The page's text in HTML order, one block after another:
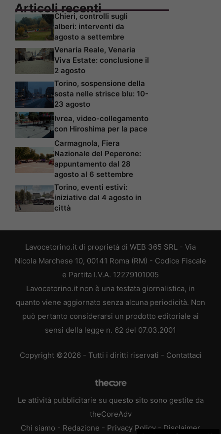
Articoli recenti
Chieri, controlli sugli
alberi: interventi da
agosto a settembre
Venaria Reale, Venaria
Viva Estate: conclusione il
2 agosto
Torino, sospensione della
sosta nelle strisce blu: 10-
23 agosto
Ivrea, video-collegamento
con Hiroshima per la pace
Carmagnola, Fiera
Nazionale del Peperone:
appuntamento dal 28
agosto al 6 settembre
Torino, eventi estivi:
iniziative dal 4 agosto in
città
Lavocetorino.it di proprietà di WEB 365 SRL - Via
Nicola Marchese 10, 00141 Roma (RM) - Codice Fiscale
e Partita I.V.A. 12279101005
Lavocetorino.it non è una testata giornalistica, in
quanto viene aggiornato senza alcuna periodicità. Non
può pertanto considerarsi un prodotto editoriale ai
sensi della legge n. 62 del 07.03.2001
Copyright ©2026 - Tutti i diritti riservati - Contattaci
Le attività pubblicitarie su questo sito sono gestite da
theCoreAdv
Chi siamo - Redazione - Privacy Policy - Disclaimer